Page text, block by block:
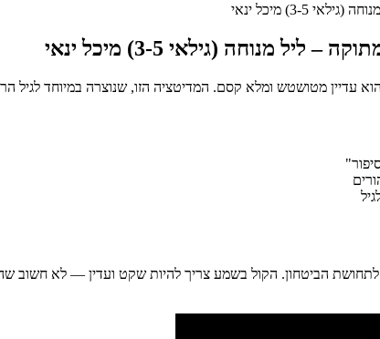
מנוחה (גילאי 3-5) מיכל ינאי
הביטחון. הקול בשמע צריך להיות שקט ועדין — לא חשוב